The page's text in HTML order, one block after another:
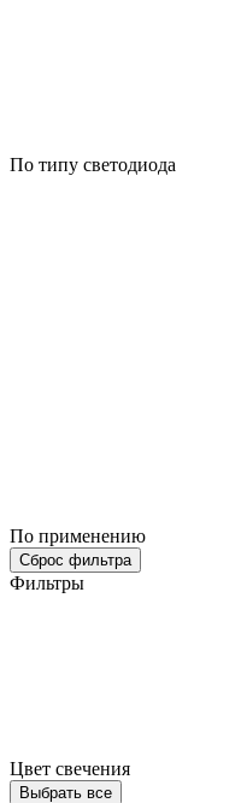
По типу светодиода
По применению
Сброс фильтра
Фильтры
Цвет свечения
Выбрать все